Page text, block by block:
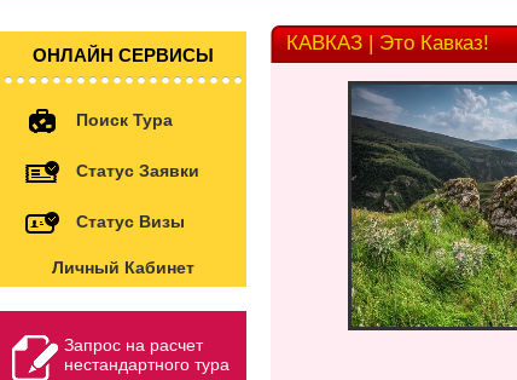
ОНЛАЙН СЕРВИСЫ
Поиск Тура
Статус Заявки
Статус Визы
Личный Кабинет
Запрос на расчет
нестандартного тура
КАВКАЗ | Это Кавказ!